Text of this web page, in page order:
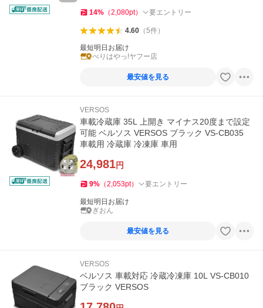
14% （2,080pt） 要エントリー
4.60（5件）
最短明日お届け
べりはやっ!ヤフー店
最安値を見る
VERSOS
車載冷蔵庫 35L 上開き マイナス20度まで設定
可能 ベルソス VERSOS ブラック VS-CB035
車載用 冷蔵庫 冷凍庫 車用
24,981円
9% （2,053pt） 要エントリー
最短明日お届け
ぎおん
最安値を見る
VERSOS
ベルソス 車載対応 冷蔵冷凍庫 10L VS-CB010
ブラック VERSOS